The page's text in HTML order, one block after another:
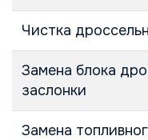
Чистка
Замена блока
заслонки
Замена